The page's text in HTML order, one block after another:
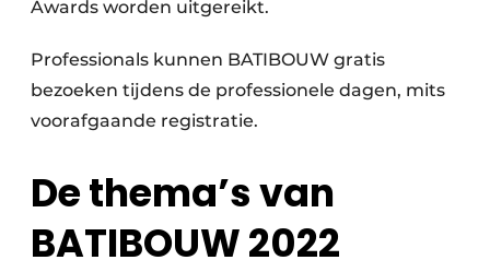
Awards worden uitgereikt.
Professionals kunnen BATIBOUW gratis
bezoeken tijdens de professionele dagen, mits
voorafgaande registratie.
De thema’s van
BATIBOUW 2022